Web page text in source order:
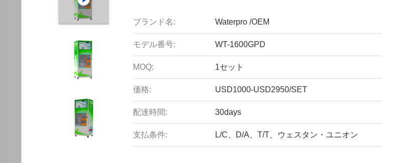
ブランド名: Waterpro /OEM
モデル番号: WT-1600GPD
MOQ: 1セット
価格: USD1000-USD2950/SET
配達時間: 30days
支払条件: L/C、D/A、T/T、ウェスタン・ユニオン